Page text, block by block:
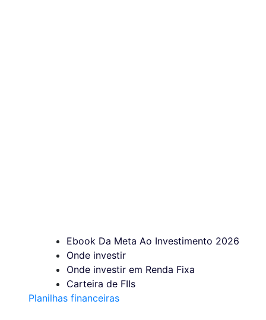
Ebook Da Meta Ao Investimento 2026
Onde investir
Onde investir em Renda Fixa
Carteira de FIIs
Planilhas financeiras